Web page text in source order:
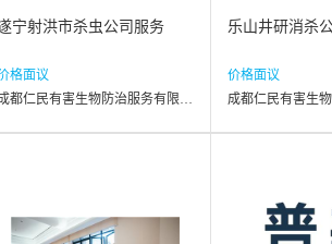
宁射洪市杀虫公司服务
格面议
成都仁民有害生物防治服务有限公司
乐山井研消杀
价格面议